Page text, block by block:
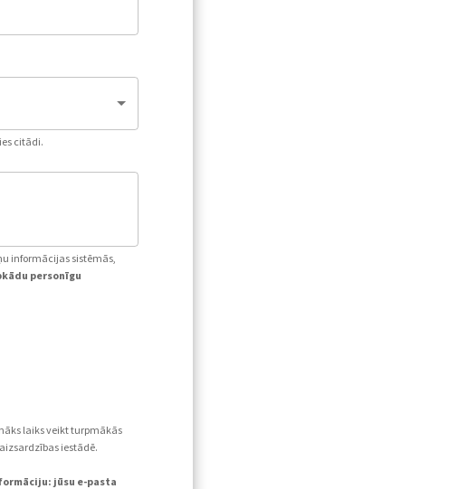
citādi.
informācijas sistēmās,
personīgu
laiks veikt turpmākās
iestādē.
jūsu e-pasta